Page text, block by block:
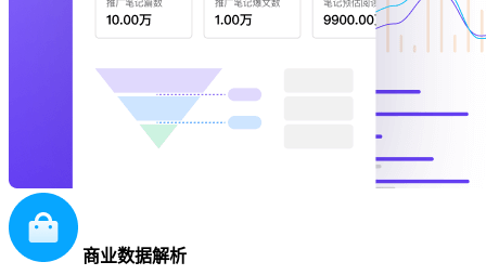
商业数据解析